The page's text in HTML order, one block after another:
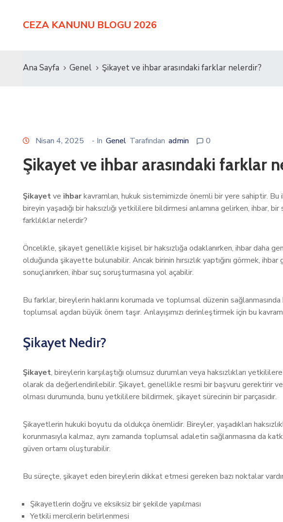
CEZA KANUNU BLOGU 2026
Ana Sayfa Genel Şikayet ve ihbar arasındaki farklar nelerdir?
Nisan 4, 2025 - In Genel Tarafından admin 0
Şikayet ve ihbar arasındaki farklar
Şikayetve ihbarkavramları, hukuk sistemimizde önemli bir yere sahiptir.
bireyin yaşadığı bir haksızlığı yetkililere bildirmesi anlamına gelirken, ihbar,
farklılıklar nelerdir?
Öncelikle, şikayet genellikle kişisel bir haksızlığa odaklanırken, ihbar daha
olduğunda şikayette bulunabilir. Ancak birinin hırsızlık yaptığını görmek,
sonuçlanırken, ihbar suç soruşturmasına yol açabilir.
Bu farklar, bireylerin haklarını korumada ve toplumsal düzenin
toplumsal açıdan büyük önem taşır. Anlayışımızı derinleştirmek için bu
Şikayet Nedir?
Şikayet, bireylerin karşılaştığı olumsuz durumları veya haksızlıkları
olarak da değerlendirilebilir. Şikayet, genellikle resmi bir başvuru gerektirir ve
olması durumunda, bunu yetkililere bildirmek, şikayet sürecinin bir parçasıdır.
Şikayetlerin hukuki boyutu da oldukça önemlidir. Bireyler, yaşadıkları
korunmasıyla kalmaz, aynı zamanda toplumsal adaletin sağlanmasına da
güven ortamı oluşturabilir.
Bu süreçte, şikayet eden bireylerin dikkat etmesi gereken bazı noktalar
Şikayetlerin doğru ve eksiksiz bir şekilde yapılması
Yetkili mercilerin belirlenmesi